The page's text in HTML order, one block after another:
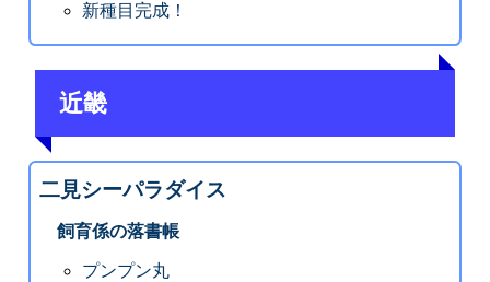
新種目完成！
近畿
二見シーパラダイス
飼育係の落書帳
プンプン丸